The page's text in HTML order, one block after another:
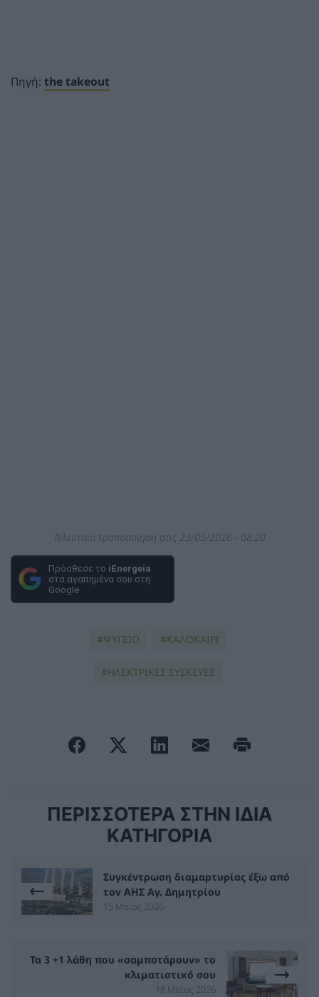
Πηγή: the takeout
Τελευταία τροποποίηση στις 23/05/2026 - 08:20
Πρόσθεσε το iEnergeia
στα αγαπημένα σου στη
Google
ΨΥΓΕΙΟ ΚΑΛΟΚΑΙΡΙ
ΗΛΕΚΤΡΙΚΕΣ ΣΥΣΚΕΥΕΣ
ΠΕΡΙΣΣΟΤΕΡΑ ΣΤΗΝ ΙΔΙΑ
ΚΑΤΗΓΟΡΙΑ
Συγκέντρωση διαμαρτυρίας έξω από
τον ΑΗΣ Αγ. Δημητρίου
15 Μαϊος 2026
Τα 3 +1 λάθη που «σαμποτάρουν» το
κλιματιστικό σου
18 Μαϊος 2026